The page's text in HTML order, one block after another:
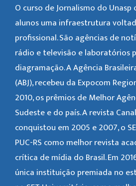
O curso de Jornalismo do Unasp
alunos uma infraestrutura
profissional. São agências de
rádio e televisão e laboratórios
diagramação. A Agência
(ABJ), recebeu da Expocom
2010, os prêmios de Melhor
Sudeste e do país. A revista
conquistou em 2005 e 2007, o
PUC-RS como melhor revista
crítica de mídia do Brasil. Em
única instituição premiada no